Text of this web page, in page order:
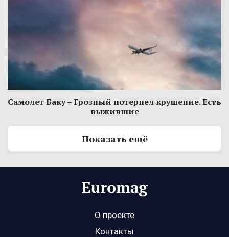
Самолет Баку – Грозный потерпел крушение. Есть
выжившие
Показать ещё
О проекте
Контакты